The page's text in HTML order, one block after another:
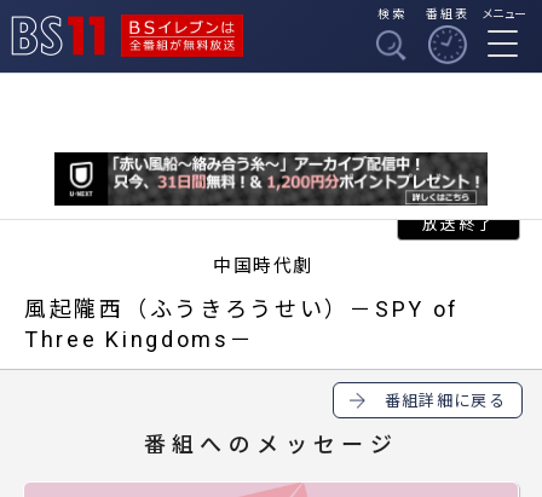
BSイレブンは全番組
検索 番組表 メニュー
中国時代劇
風起隴西（ふうきろうせい）－SPY of
Three Kingdoms－
番組詳細に戻る
番組へのメッセージ